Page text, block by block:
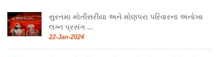
સુરતમા મોતીસરીયા અને મોણપરા પરિવારના અનોખા
લગ્ન પ્રસંગ ...
22-Jan-2024